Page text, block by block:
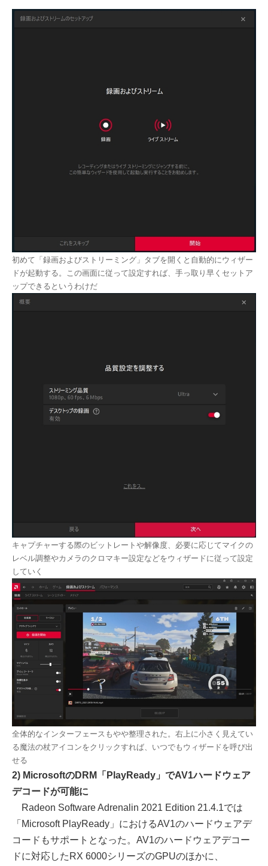
初めて「録画およびストリーミング」タブを開くと自動的にウィザー
ドが起動する。この画面に従って設定すれば、手っ取り早くセットア
ップできるというわけだ
キャプチャーする際のビットレートや解像度、必要に応じてマイクの
レベル調整やカメラのクロマキー設定などをウィザードに従って設定
していく
全体的なインターフェースもやや整理された。右上に小さく見えてい
る魔法の杖アイコンをクリックすれば、いつでもウィザードを呼び出
せる
2) MicrosoftのDRM「PlayReady」でAV1ハードウェア
デコードが可能に
Radeon Software Adrenalin 2021 Edition 21.4.1では
「Microsoft PlayReady」におけるAV1のハードウェアデ
コードもサポートとなった。AV1のハードウェアデコー
ドに対応したRX 6000シリーズのGPUのほかに、